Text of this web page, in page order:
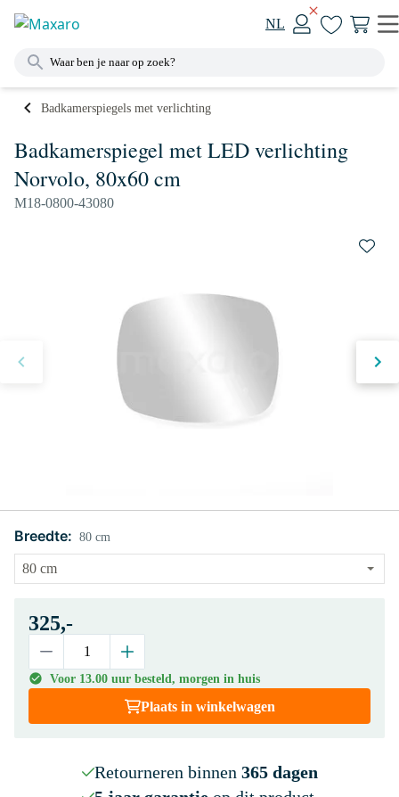
NL
Badkamerspiegels met verlichting
Badkamerspiegel met LED verlichting
Norvolo, 80x60 cm
M18-0800-43080
Breedte: 80 cm
325,-
Voor 13.00 uur besteld, morgen in huis
Plaats in winkelwagen
Retourneren binnen 365 dagen